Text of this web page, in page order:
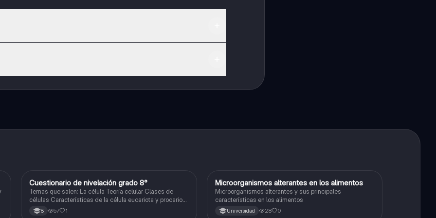
que te permitirá acceder a determinadas funciones.
Biologia
Cuestionario de nivelación grado 8°
Temas que salen: La célula Teoría celular Clases de
células Características de la célula eucariota y procariota
Organelos celulares Algunas funciones de los organelos
8 57 1
Biologia
Microorganismos alterantes en los alimentos
Microorganismos alterantes y sus principales
características en los alimentos
Universidad 28 0